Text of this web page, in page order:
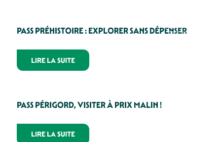
Patrimoine
PASS PRÉHISTOIRE : EXPLORER SANS DÉPENSER
LIRE LA SUITE
PASS PÉRIGORD, VISITER À PRIX MALIN !
LIRE LA SUITE